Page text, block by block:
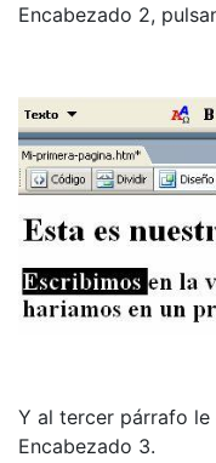
Encabezado 2,
Y al tercer párrafo
Encabezado 3.